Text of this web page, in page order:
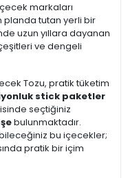
markaları
planda tutan yerli bir
uzun yıllara dayanan
ve dengeli
Tozu, pratik tüketim
stick paketler
seçtiğiniz
bulunmaktadır.
bu içecekler;
pratik bir içim